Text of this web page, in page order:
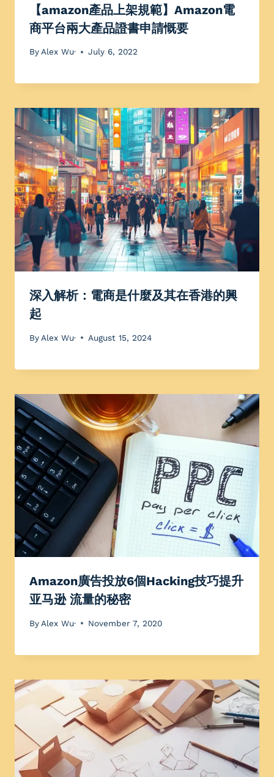
【amazon產品上架規範】Amazon電
商平台兩大產品證書申請慨要
ByAlex Wu· July 6, 2022
深入解析：電商是什麼及其在香港的興
起
By Alex Wu· August 15, 2024
Amazon廣告投放6個Hacking技巧提升
亚马逊 流量的秘密
By Alex Wu· November 7, 2020